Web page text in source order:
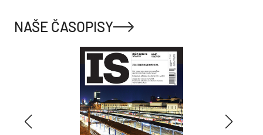
NAŠE ČASOPISY